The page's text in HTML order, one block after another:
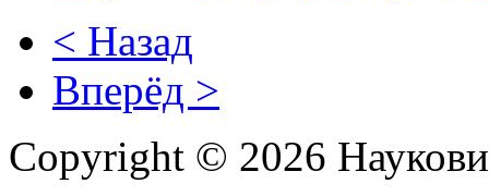
< Назад
Вперёд >
Copyright © 2026